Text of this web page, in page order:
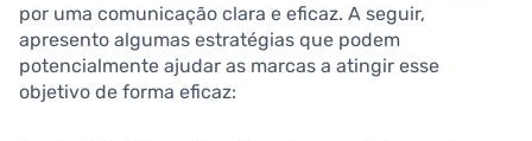
por uma comunicação clara e eficaz. A seguir,
apresento algumas estratégias que podem
potencialmente ajudar as marcas a atingir esse
objetivo de forma eficaz: